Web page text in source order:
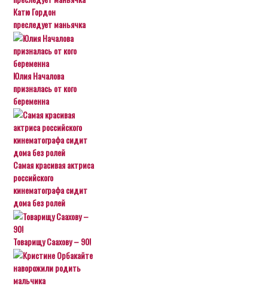
Катю Гордон
преследует маньячка
Юлия Началова
призналась от кого
беременна
Самая красивая актриса
российского
кинематографа сидит
дома без ролей
Товарищу Саахову – 90!